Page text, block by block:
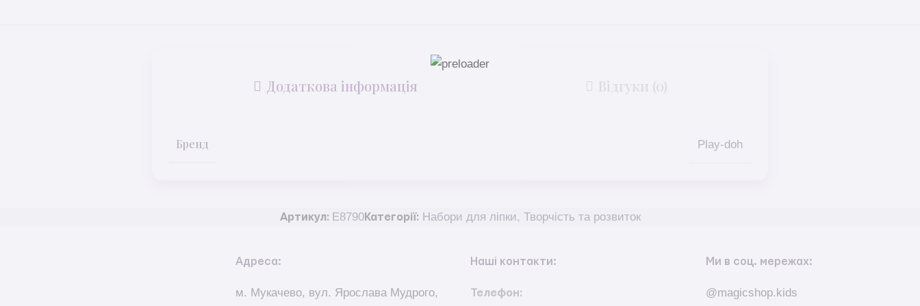
Додаткова інформація Відгуки (0)
Бренд Play-doh
Артикул: E8790Категорії: Набори для ліпки, Творчість та розвиток
Адреса:
м. Мукачево, вул. Ярослава Мудрого,
Наші контакти:
Телефон:
Ми в соц. мережах:
@magicshop.kids